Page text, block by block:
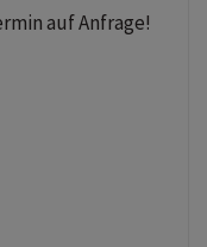
kennenlernt,
von Belinda
erzählt.
auf Anfrage!